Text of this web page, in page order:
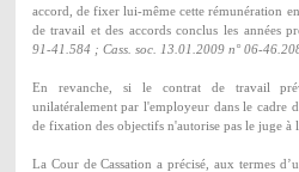
accord, de fixer lui-même cette rémunération
de travail et des accords conclus les années
91-41.584 ; Cass. soc. 13.01.2009 n° 06-
En revanche, si le contrat de travail
unilatéralement par l'employeur dans le cadre
de fixation des objectifs n'autorise pas le juge à
La Cour de Cassation a précisé, aux termes